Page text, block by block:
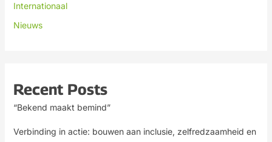
Internationaal
Nieuws
Recent Posts
“Bekend maakt bemind”
Verbinding in actie: bouwen aan inclusie, zelfredzaamheid en